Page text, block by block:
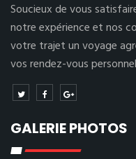
Soucieux de vous
notre expérience et nos
votre trajet un voyage
vos rendez-vous
GALERIE PHOTOS